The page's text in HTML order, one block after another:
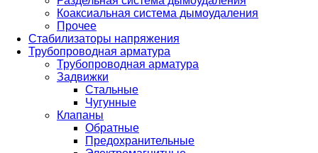
Коаксиальная система дымоудаления
Прочее
Стабилизаторы напряжения
Трубопроводная арматура
Трубопроводная арматура
Задвижки
Стальные
Чугунные
Клапаны
Обратные
Предохранительные